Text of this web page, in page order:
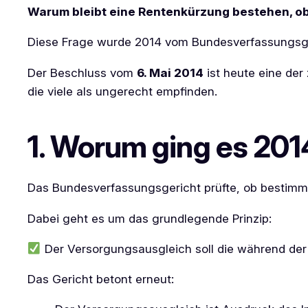
Warum bleibt eine Rentenkürzung bestehen,
Diese Frage wurde 2014 vom
Der Beschluss vom 6. Mai 2014 ist heute eine der
die viele als ungerecht empfinden.
1. Worum ging es
Das Bundesverfassungsgericht prüfte, ob
Dabei geht es um das grundlegende Prinzip:
Der Versorgungsausgleich soll die während
Das Gericht betont erneut: